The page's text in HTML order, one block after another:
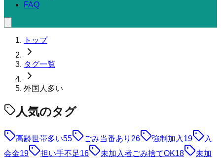
FAQ
トップ
タグ一覧
外国人多い
人気のタグ
高齢世帯多い55 ごみ当番あり 26 強制加入 19
入
会金19 担い手不足16 未加入者ごみ捨てOK18
未加